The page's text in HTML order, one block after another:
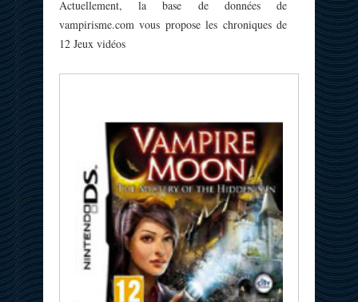
Actuellement, la base de données de
vampirisme.com vous propose les chroniques de
12 Jeux vidéos